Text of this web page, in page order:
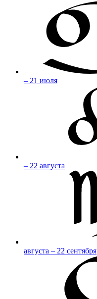
– 21 июля
– 22 августа
августа – 22 сентября